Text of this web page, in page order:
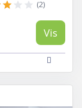
(2)
Vis